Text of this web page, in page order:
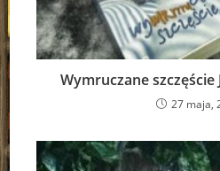
Wymruczane szczęście
27 maja,